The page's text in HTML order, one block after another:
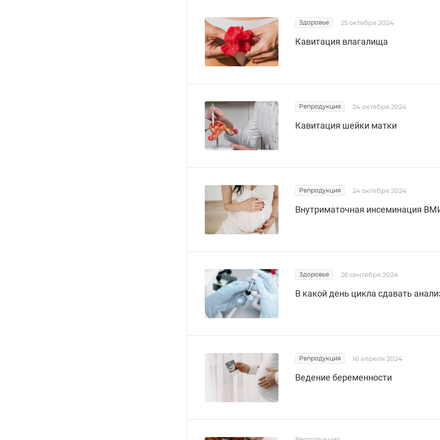
Здоровье 25 октября 2024
Кавитация влагалища
Репродукция 24 октября 2024
Кавитация шейки матки
Репродукция 24 октября 2024
Внутриматочная инсеминация
Здоровье 26 сентября 2024
В какой день цикла сдавать
Репродукция 16 апреля 2024
Ведение беременности